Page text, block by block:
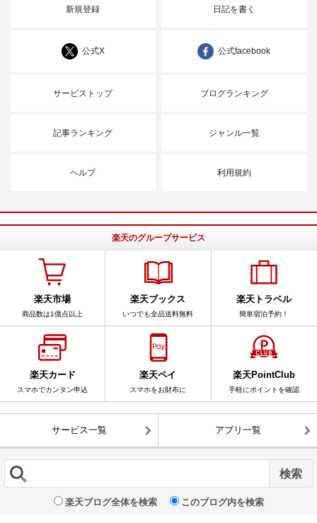
新規登録 日記を書く
公式X 公式facebook
サービストップ ブログランキング
記事ランキング ジャンル一覧
ヘルプ 利用規約
楽天のグループサービス
楽天市場
商品数は1億点以上
楽天ブックス
いつでも全品送料無料
楽天トラベル
簡単宿泊予約！
楽天カード
スマホでカンタン申込
楽天ペイ
スマホをお財布に
楽天PointClub
手軽にポイントを確認
サービス一覧 アプリ一覧
楽天ブログ全体を検索 このブログ内を検索